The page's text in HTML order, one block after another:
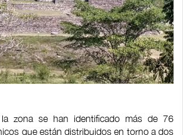
zona se han identificado más de 76
que están distribuidos en torno a dos